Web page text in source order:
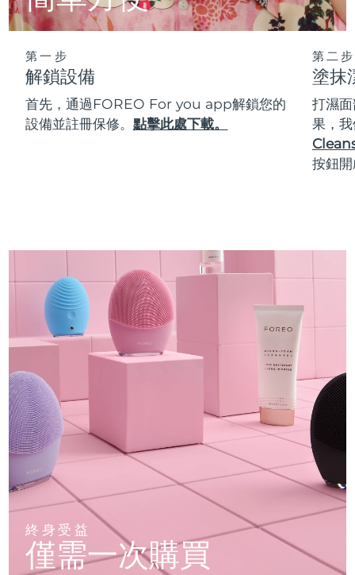
第一步
解鎖設備
首先，通過FOREO For you app解鎖您的
設備並註冊保修。點擊此處下載。
第二步
塗抹
打濕
果，
按鈕
終身受益
僅需一次購買